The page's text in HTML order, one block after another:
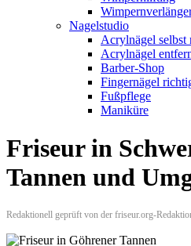
Nagelstudio
Acrylnägel selbst
Acrylnägel
Barber-Shop
Fingernägel
Fußpflege
Maniküre
Friseur in
Tannen und
Redaktionell geprüft von der friseur.org-